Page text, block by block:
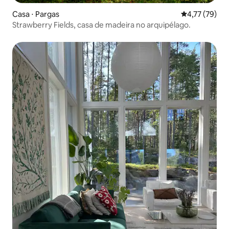
Casa ⋅ Pargas 4,77 de uma
4,77 (79)
Strawberry Fields, casa de madeira no arquipélago.